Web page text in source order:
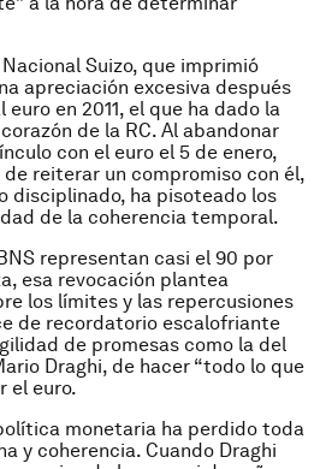
Suizo, que imprimió
apreciación excesiva después
en 2011, el que ha dado la
de la RC. Al abandonar
con el euro el 5 de enero,
reiterar un compromiso con él,
disciplinado, ha pisoteado los
de la coherencia temporal.
representan casi el 90 por
esa revocación plantea
los límites y las repercusiones
de recordatorio escalofriante
de promesas como la del
Draghi, de hacer “todo lo que
el euro.
monetaria ha perdido toda
y coherencia. Cuando Draghi